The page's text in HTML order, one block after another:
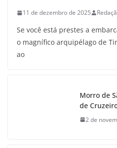
11 de dezembro de 2025
Se você está prestes a
o magnífico arquipélago de
ao
Morro de
de
2 de